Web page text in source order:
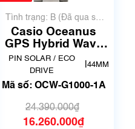
Tình trạng: B (Đã qua sử
dụng, hàng đẹp, có chút
xước dăm)
Casio Oceanus
GPS Hybrid Wave
Ceptor Titanium
OCW-G1000-1A
PIN SOLAR / ECO
DRIVE
44MM
Mã số: OCW-G1000-1A
24.390.000₫
16.260.000₫